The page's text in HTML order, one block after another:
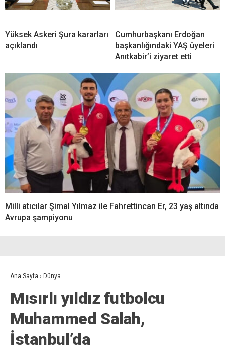
Yüksek Askeri Şura kararları
açıklandı
Cumhurbaşkanı Erdoğan
başkanlığındaki YAŞ üyeleri
Anıtkabir’i ziyaret etti
Milli atıcılar Şimal Yılmaz ile Fahrettincan Er, 23 yaş altında
Avrupa şampiyonu
Ana Sayfa › Dünya
Mısırlı yıldız futbolcu
Muhammed Salah,
İstanbul’da